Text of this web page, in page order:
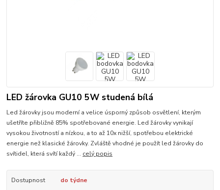
LED žárovka GU10 5W studená bílá
Led žárovky jsou moderní a velice úsporný způsob osvětlení, kterým
ušetříte přibližně 85% spotřebované energie. Led žárovky vynikají
vysokou životností a nízkou, a to až 10x nižší, spotřebou elektrické
energie než klasické žárovky. Zvláště vhodné je použít led žárovky do
svítidel, která svítí každý ... celý popis
Dostupnost do týdne